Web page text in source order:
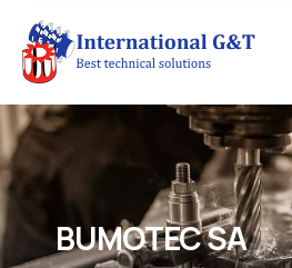
BUMOTEC SA